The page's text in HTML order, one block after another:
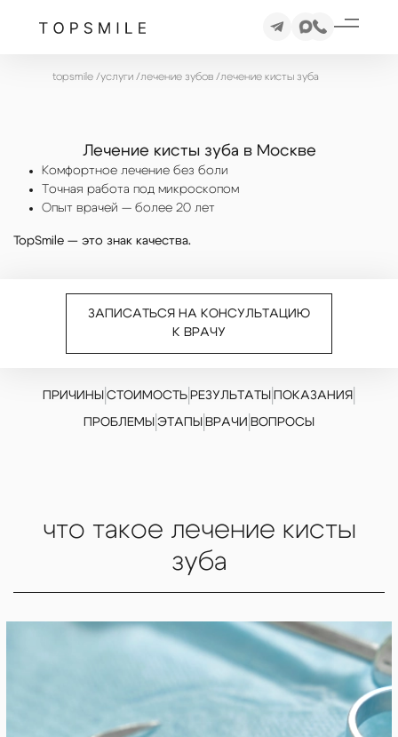
topsmile /услуги /лечение зубов /лечение кисты зуба
Лечение кисты зуба в Москве
Комфортное лечение без боли
Точная работа под микроскопом
Опыт врачей — более 20 лет
TopSmile — это знак качества.
ЗАПИСАТЬСЯ НА КОНСУЛЬТАЦИЮ
К ВРАЧУ
ПРИЧИНЫ СТОИМОСТЬ РЕЗУЛЬТАТЫ ПОКАЗАНИЯ
ПРОБЛЕМЫ ЭТАПЫ ВРАЧИ ВОПРОСЫ
что такое лечение кисты
зуба